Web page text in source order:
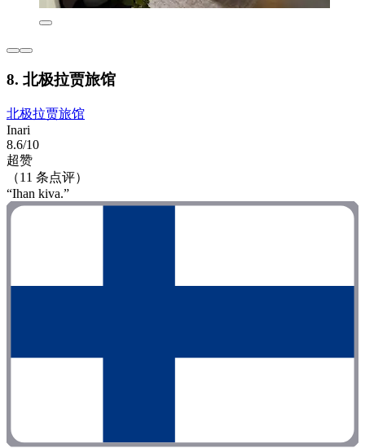
8. 北极拉贾旅馆
北极拉贾旅馆
Inari
8.6/10
超赞
（11 条点评）
“Ihan kiva.”